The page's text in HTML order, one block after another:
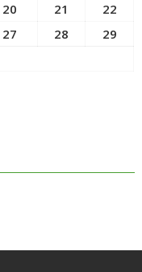
20 21
22
27 28
29